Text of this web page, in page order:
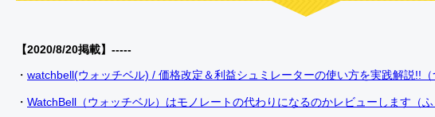
【2020/8/20掲載】-----
・ watchbell(ウォッチベル) / 価格改定＆利益シュミレーターの使い方を実践解説!!
・ WatchBell（ウォッチベル）はモノレートの代わりになるのかレビューします（